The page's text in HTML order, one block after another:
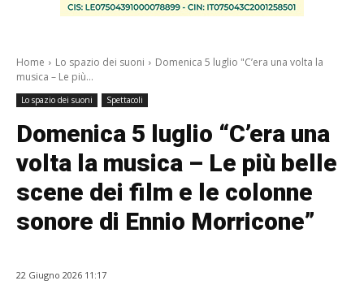
Home Lo spazio dei suoni
Domenica 5 luglio "C’era una volta la
musica – Le più...
Lo spazio dei suoni Spettacoli
Domenica 5 luglio “C’era una
volta la musica – Le più belle
scene dei film e le colonne
sonore di Ennio Morricone”
22 Giugno 2026 11:17